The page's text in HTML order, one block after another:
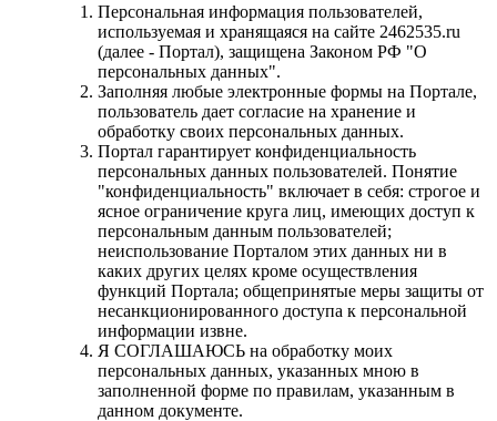
Персональная информация пользователей,
используемая и хранящаяся на сайте 2462535.ru
(далее - Портал), защищена Законом РФ "О
персональных данных".
Заполняя любые электронные формы на Портале,
пользователь дает согласие на хранение и
обработку своих персональных данных.
Портал гарантирует конфиденциальность
персональных данных пользователей. Понятие
"конфиденциальность" включает в себя: строгое и
ясное ограничение круга лиц, имеющих доступ к
персональным данным пользователей;
неиспользование Порталом этих данных ни в
каких других целях кроме осуществления
функций Портала; общепринятые меры защиты от
несанкционированного доступа к персональной
информации извне.
Я СОГЛАШАЮСЬ на обработку моих
персональных данных, указанных мною в
заполненной форме по правилам, указанным в
данном документе.